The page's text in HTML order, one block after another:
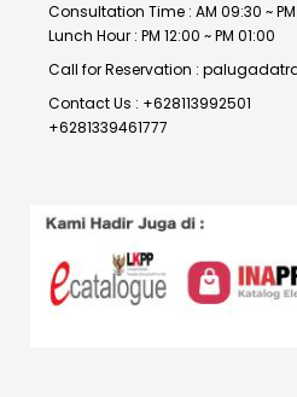
Consultation Time : AM 09:30 ~ PM
Lunch Hour : PM 12:00 ~ PM 01:00
Call for Reservation :
Contact Us : +628113992501
+6281339461777